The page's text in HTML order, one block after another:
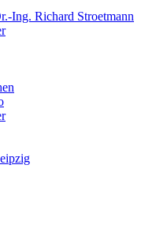
Ing. Richard Stroetmann